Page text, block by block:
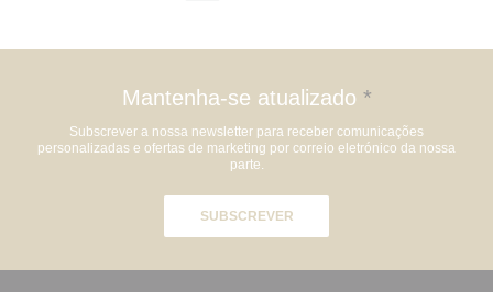
Mantenha-se atualizado *
Subscrever a nossa newsletter para receber comunicações
personalizadas e ofertas de marketing por correio eletrónico da nossa
parte.
SUBSCREVER